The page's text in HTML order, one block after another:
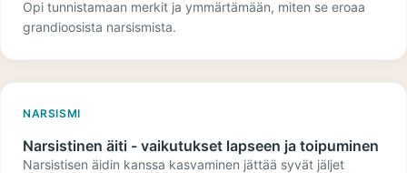
Opi tunnistamaan merkit ja ymmärtämään, miten se eroaa
grandioosista narsismista.
NARSISMI
Narsistinen äiti - vaikutukset lapseen ja toipuminen
Narsistisen äidin kanssa kasvaminen jättää syvät jäljet